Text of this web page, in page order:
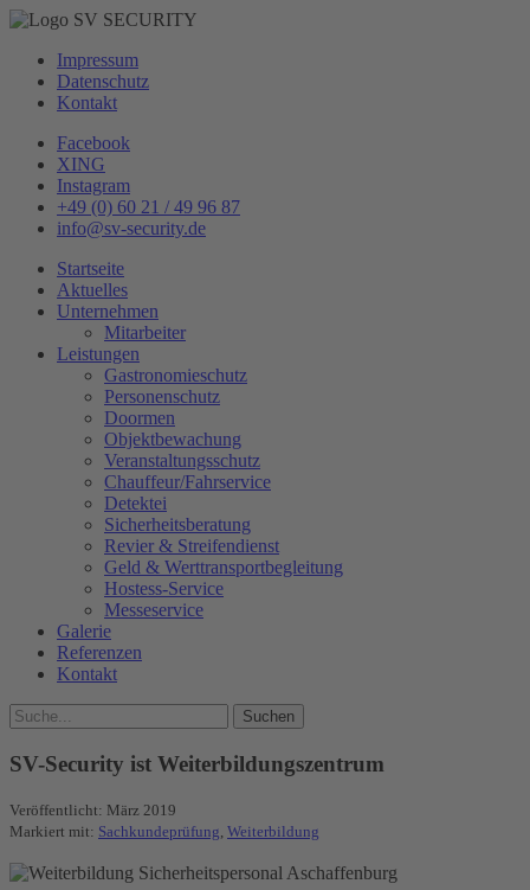
Impressum
Datenschutz
Kontakt
Facebook
XING
Instagram
+49 (0) 60 21 / 49 96 87
info@sv-security.de
Startseite
Aktuelles
Unternehmen
Mitarbeiter
Leistungen
Gastronomieschutz
Personenschutz
Doormen
Objektbewachung
Veranstaltungsschutz
Chauffeur/Fahrservice
Detektei
Sicherheitsberatung
Revier & Streifendienst
Geld & Werttransportbegleitung
Hostess-Service
Messeservice
Galerie
Referenzen
Kontakt
SV-Security ist Weiterbildungszentrum
Veröffentlicht: März 2019
Markiert mit: Sachkundeprüfung, Weiterbildung